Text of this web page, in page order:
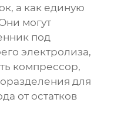
а как единую
могут
под
электролиза,
компрессор,
для
от остатков